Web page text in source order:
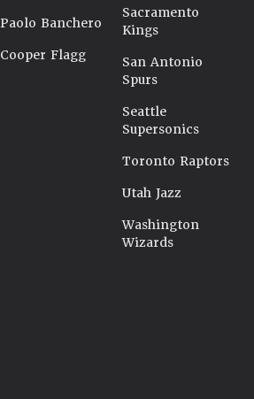
Paolo Banchero
Cooper Flagg
Sacramento
Kings
San Antonio
Spurs
Seattle
Supersonics
Toronto Raptors
Utah Jazz
Washington
Wizards